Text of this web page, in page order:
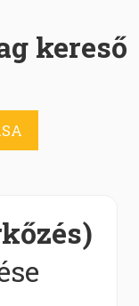
kereső